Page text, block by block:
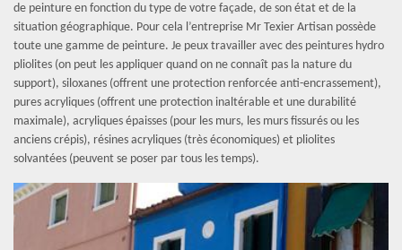
de peinture en fonction du type de votre façade, de son état et de la
situation géographique. Pour cela l’entreprise Mr Texier Artisan possède
toute une gamme de peinture. Je peux travailler avec des peintures hydro
pliolites (on peut les appliquer quand on ne connaît pas la nature du
support), siloxanes (offrent une protection renforcée anti-encrassement),
pures acryliques (offrent une protection inaltérable et une durabilité
maximale), acryliques épaisses (pour les murs, les murs fissurés ou les
anciens crépis), résines acryliques (très économiques) et pliolites
solvantées (peuvent se poser par tous les temps).